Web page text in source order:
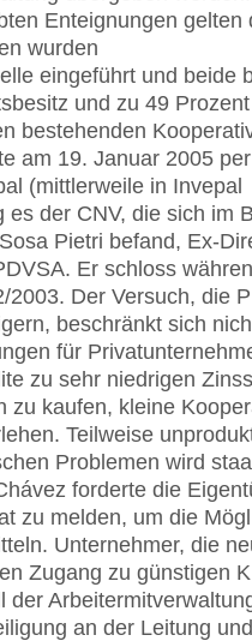
Enteignungen gelten
wurden
eingeführt und beide
und zu 49
bestehenden
am 19. Januar 2005
(mittlerweile in Invepal
es der CNV, die sich im
Pietri befand, Ex-
Er schloss
Der Versuch, die
beschränkt sich
für
zu sehr niedrigen
zu kaufen, kleine
Teilweise
Problemen wird
forderte die
zu melden, um die
Unternehmer, die
Zugang zu günstigen
der
an der Leitung